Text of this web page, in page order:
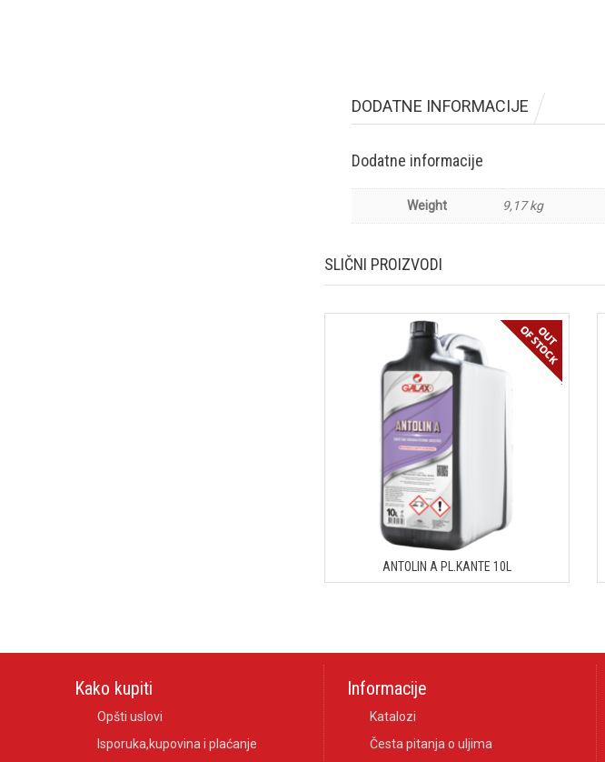
DODATNE INFORMACIJE
Dodatne informacije
Weight 9,17 kg
SLIČNI PROIZVODI
ANTOLIN A PL.KANTE 10L
Kako kupiti
Opšti uslovi
Isporuka,kupovina i plaćanje
Informacije
Katalozi
Česta pitanja o uljima